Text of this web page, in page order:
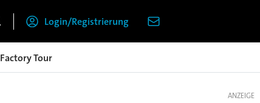
Login/Registrierung
Factory Tour
ANZEIGE